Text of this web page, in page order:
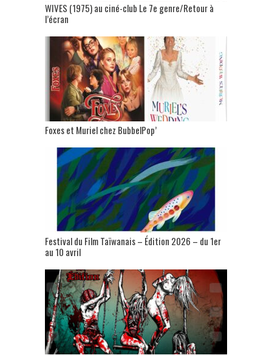
WIVES (1975) au ciné-club Le 7e genre/Retour à
l’écran
Foxes et Muriel chez BubbelPop’
Festival du Film Taïwanais – Édition 2026 – du 1er
au 10 avril